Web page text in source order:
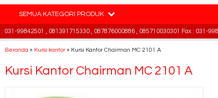
SEMUA KATEGORI PRODUK
99842501 , 081391715330 , 087876000886 , 085710030301 Fax : 031-
Beranda » Kursi kantor» Kursi Kantor Chairman MC 2101 A
Kursi Kantor Chairman MC 2101 A